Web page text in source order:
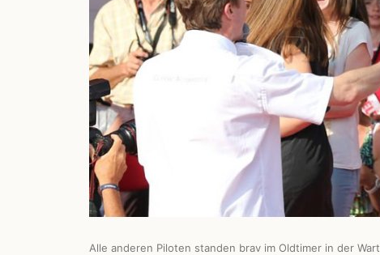
Alle anderen Piloten standen brav im Oldtimer in der